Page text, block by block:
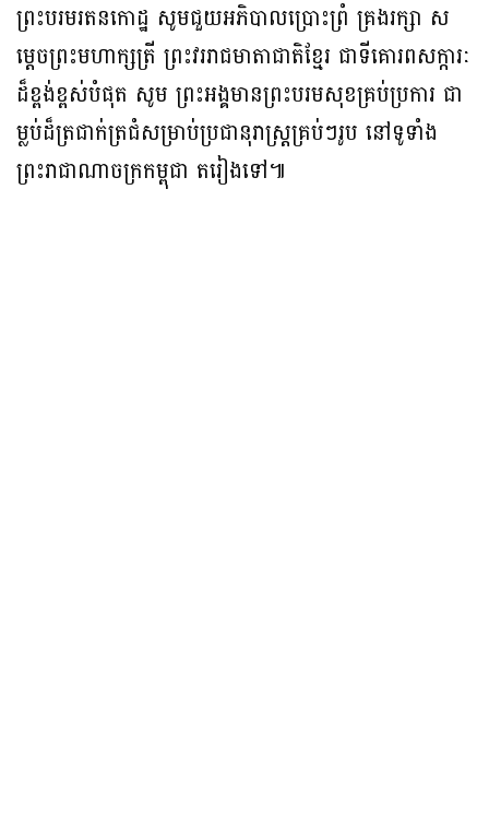
ព្រះបរមរតនកោដ្ឋ សូមជួយអភិបាលប្រោះព្រំ គ្រងរក្សា ស
ម្តេចព្រះមហាក្សត្រី ព្រះវររាជមាតាជាតិខ្មែរ ជាទីគោរពសក្ការៈ
ដ៏ខ្ពង់ខ្ពស់បំផុត សូម ព្រះអង្គមានព្រះបរមសុខគ្រប់ប្រការ ជា
ម្លប់ដ៏ត្រជាក់ត្រជំសម្រាប់ប្រជានុរាស្ត្រគ្រប់ៗរូប នៅទូទាំង
ព្រះរាជាណាចក្រកម្ពុជា តរៀងទៅ៕